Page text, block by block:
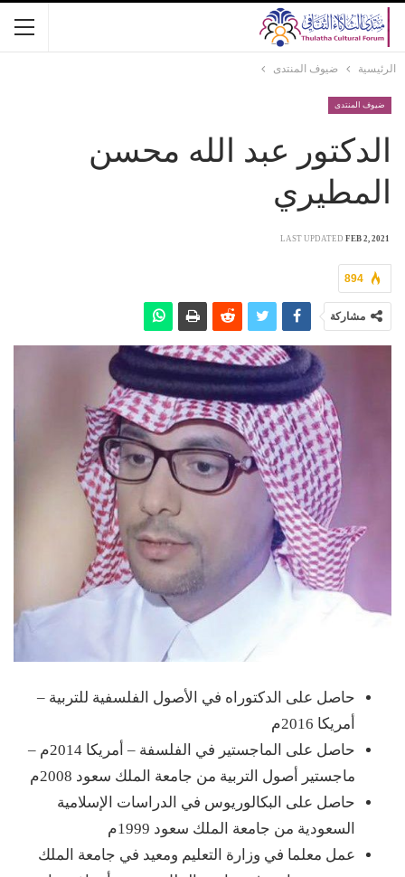
الرئيسية ضيوف المنتدى
ضيوف المنتدى
الدكتور عبد الله محسن
المطيري
LAST UPDATED FEB 2, 2021
894
مشاركة
حاصل على الدكتوراه في الأصول الفلسفية للتربية –
أمريكا 2016م
حاصل على الماجستير في الفلسفة – أمريكا 2014م –
ماجستير أصول التربية من جامعة الملك سعود 2008م
حاصل على البكالوريوس في الدراسات الإسلامية
السعودية من جامعة الملك سعود 1999م
عمل معلما في وزارة التعليم ومعيد في جامعة الملك